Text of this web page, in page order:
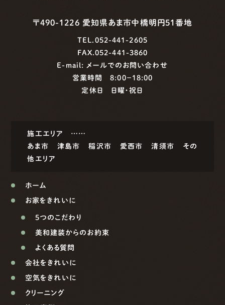
〒490-1226 愛知県あま市中橋明円51番地
TEL.052-441-2605
FAX.052-441-3860
E-mail: メールでのお問い合わせ
営業時間 8:00−18:00
定休日 日曜・祝日
施工エリア ……
あま市
津島市 稲沢市 愛西市 清須市
その
他エリア
ホーム
お家をきれいに
5つのこだわり
美和建装からのお約束
よくある質問
会社をきれいに
空気をきれいに
クリーニング